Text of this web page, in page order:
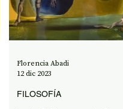
FILOSOFÍA
Florencia Abadi
12 dic 2023